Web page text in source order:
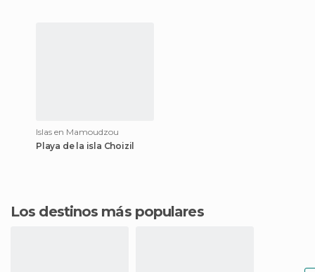
Islas en Mamoudzou
Playa de la isla Choizil
Los destinos más populares